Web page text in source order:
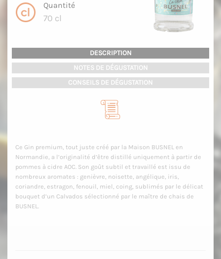
Quantité
70 cl
DESCRIPTION
NOTES DE DÉGUSTATION
CONSEILS DE DÉGUSTATION
Ce Gin premium, tout juste créé par la Maison BUSNEL en
Normandie, a l’originalité d’être distillé uniquement à partir de
pommes à cidre AOC. Son goût subtil et travaillé est issu de
nombreux aromates : genièvre, noisette, angélique, iris,
coriandre, estragon, fenouil, miel, coing, sublimés par le délicat
bouquet d’un Calvados sélectionné par le maître de chais de
BUSNEL.